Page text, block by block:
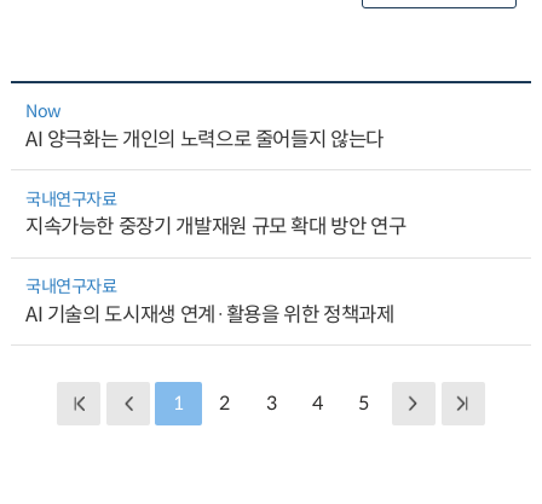
Now
AI 양극화는 개인의 노력으로 줄어들지 않는다
국내연구자료
지속가능한 중장기 개발재원 규모 확대 방안 연구
국내연구자료
AI 기술의 도시재생 연계·활용을 위한 정책과제
1 2 3 4 5